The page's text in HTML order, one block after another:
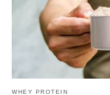
WHEY PROTEIN